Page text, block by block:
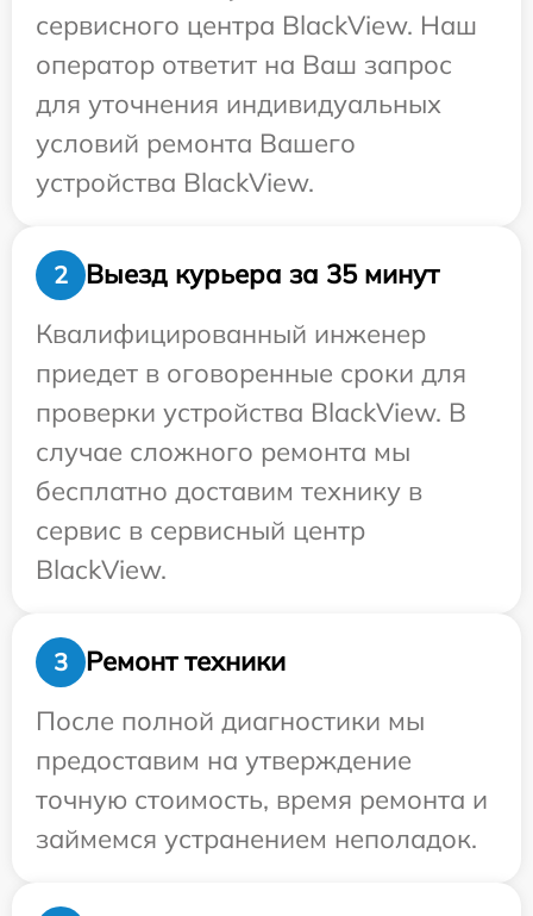
сервисного центра BlackView. Наш
оператор ответит на Ваш запрос
для уточнения индивидуальных
условий ремонта Вашего
устройства BlackView.
2
Выезд курьера за 35 минут
Квалифицированный инженер
приедет в оговоренные сроки для
проверки устройства BlackView. В
случае сложного ремонта мы
бесплатно доставим технику в
сервис в сервисный центр
BlackView.
3
Ремонт техники
После полной диагностики мы
предоставим на утверждение
точную стоимость, время ремонта и
займемся устранением неполадок.